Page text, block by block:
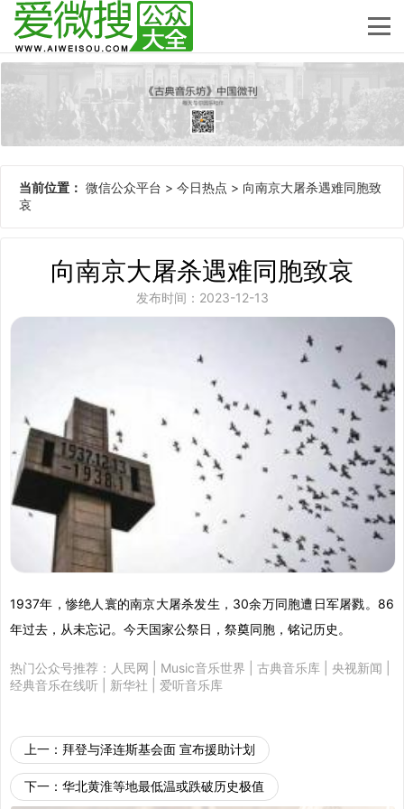
当前位置： 微信公众平台 > 今日热点 > 向南京大屠杀遇难同胞致
哀
向南京大屠杀遇难同胞致哀
发布时间：2023-12-13
1937年，惨绝人寰的南京大屠杀发生，30余万同胞遭日军屠戮。86
年过去，从未忘记。今天国家公祭日，祭奠同胞，铭记历史。
热门公众号推荐： 人民网 Music音乐世界 古典音乐库 央视新闻
经典音乐在线听
新华社 爱听音乐库
上一： 拜登与泽连斯基会面 宣布援助计划
下一： 华北黄淮等地最低温或跌破历史极值